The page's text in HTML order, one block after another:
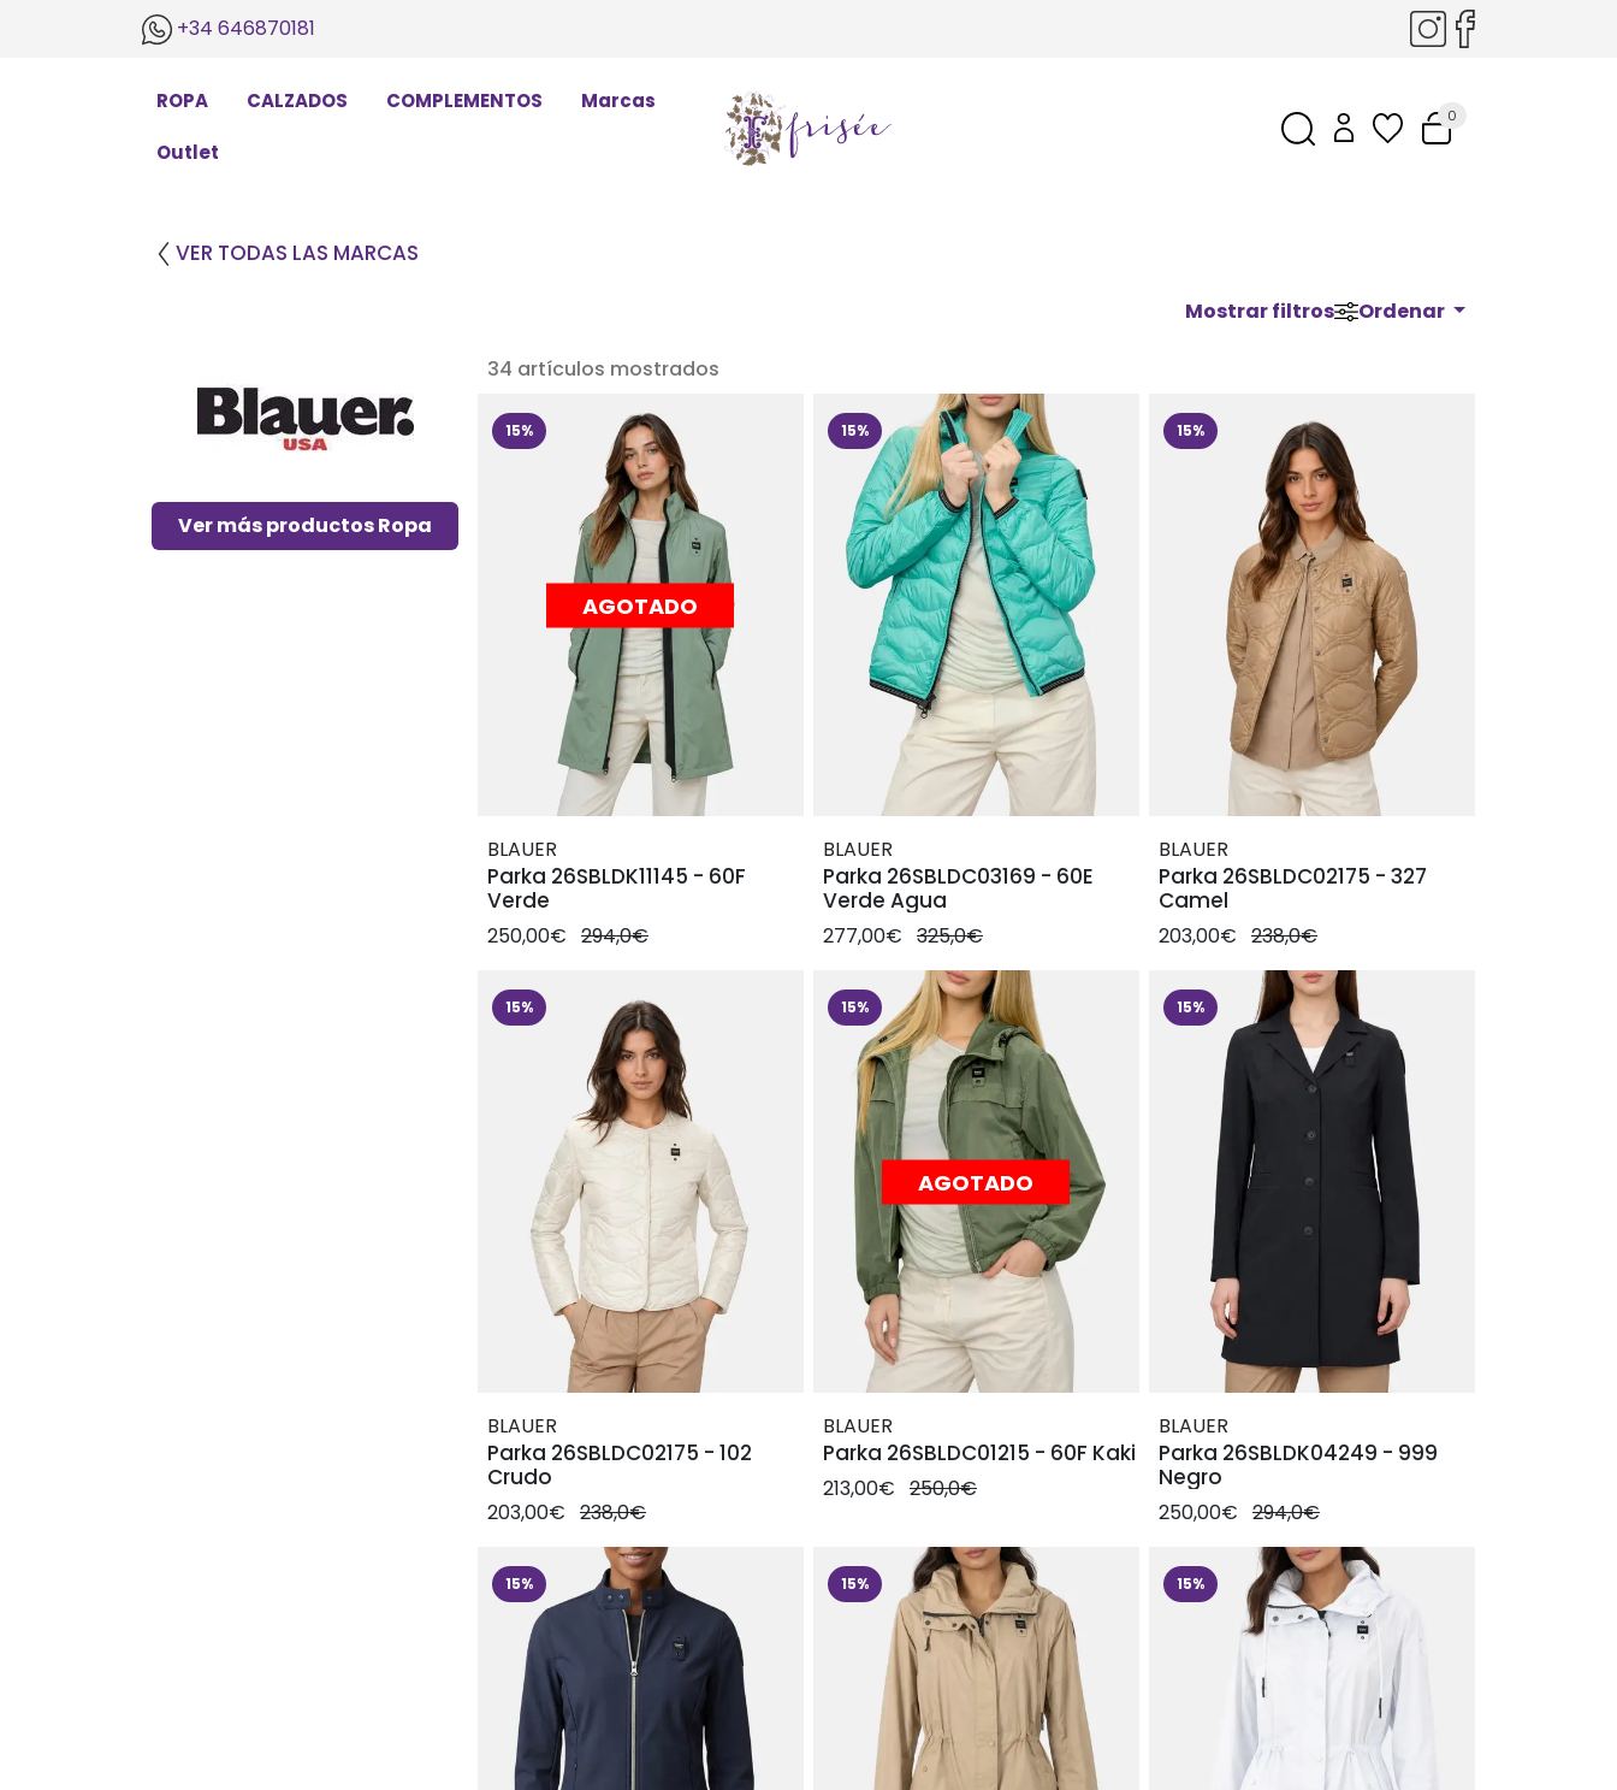
+34 646870181
ROPA CALZADOS COMPLEMENTOS Marcas
Outlet
0
VER TODAS LAS MARCAS
Mostrar filtros Ordenar
Ver más productos Ropa
34 artículos mostrados
15%
AGOTADO
BLAUER
Parka 26SBLDK11145 - 60F
Verde
250,00€ 294,0€
15%
BLAUER
Parka 26SBLDC03169 - 60E
Verde Agua
277,00€ 325,0€
15%
BLAUER
Parka 26SBLDC02175 - 327
Camel
203,00€ 238,0€
15%
BLAUER
Parka 26SBLDC02175 - 102
Crudo
203,00€ 238,0€
15%
AGOTADO
BLAUER
Parka 26SBLDC01215 - 60F Kaki
213,00€ 250,0€
15%
BLAUER
Parka 26SBLDK04249 - 999
Negro
250,00€ 294,0€
15% 15% 15%